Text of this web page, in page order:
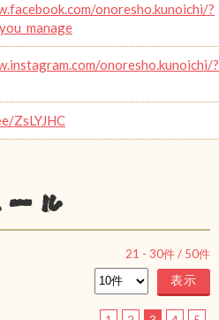
onoresho.kunoichi/?
onoresho.kunoichi/?
ZsLYJHC
ール
21 - 30件 / 50件